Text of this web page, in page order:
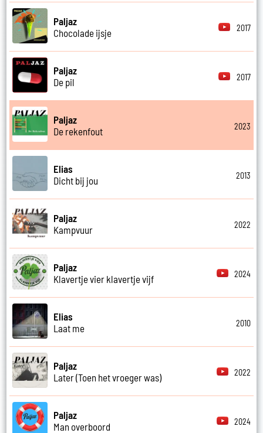
Paljaz
Chocolade ijsje
2017
Paljaz
De pil
2017
Paljaz
De rekenfout
2023
Elias
Dicht bij jou
2013
Paljaz
Kampvuur
2022
Paljaz
Klavertje vier klavertje vijf
2024
Elias
Laat me
2010
Paljaz
Later (Toen het vroeger was)
2022
Paljaz
Man overboord
2024